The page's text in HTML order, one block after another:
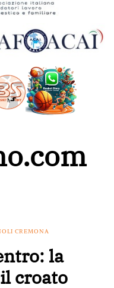
CREMONA
la
croato